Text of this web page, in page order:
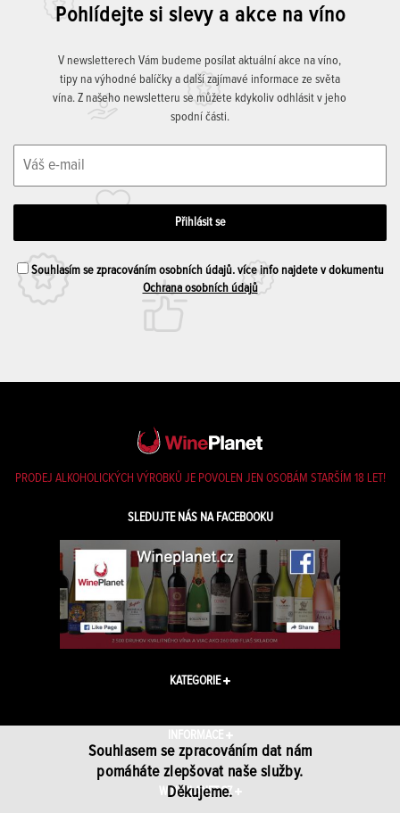
Pohlídejte si slevy a akce na víno
V newsletterech Vám budeme posílat aktuální akce na víno,
tipy na výhodné balíčky a další zajímavé informace ze světa
vína. Z našeho newsletteru se můžete kdykoliv odhlásit v jeho
spodní části.
Souhlasím se zpracováním osobních údajů. více info najdete v dokumentu
Ochrana osobních údajů
PRODEJ ALKOHOLICKÝCH VÝROBKŮ JE POVOLEN JEN OSOBÁM STARŠÍM 18 LET!
SLEDUJTE NÁS NA FACEBOOKU
KATEGORIE
INFORMACE
WINEPLANET.CZ
Souhlasem se zpracováním dat nám
pomáháte zlepšovat naše služby.
Děkujeme.